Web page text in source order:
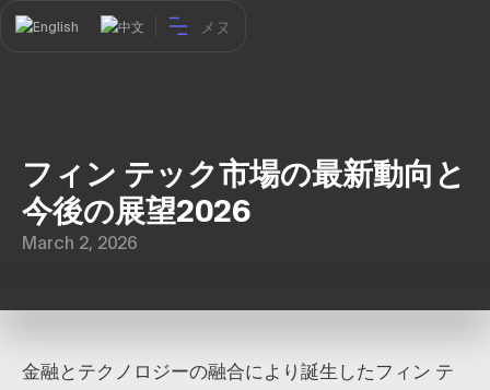
English 中文 メヌ
フィン テック市場の最新動向と
今後の展望2026
March 2, 2026
金融とテクノロジーの融合により誕生したフィン テ